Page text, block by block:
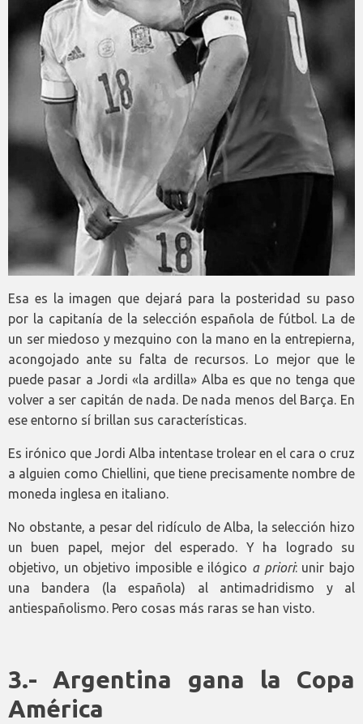
Esa es la imagen que dejará para la posteridad su paso
por la capitanía de la selección española de fútbol. La de
un ser miedoso y mezquino con la mano en la entrepierna,
acongojado ante su falta de recursos. Lo mejor que le
puede pasar a Jordi «la ardilla» Alba es que no tenga que
volver a ser capitán de nada. De nada menos del Barça. En
ese entorno sí brillan sus características.
Es irónico que Jordi Alba intentase trolear en el cara o cruz
a alguien como Chiellini, que tiene precisamente nombre de
moneda inglesa en italiano.
No obstante, a pesar del ridículo de Alba, la selección hizo
un buen papel, mejor del esperado. Y ha logrado su
objetivo, un objetivo imposible e ilógico a priori: unir bajo
una bandera (la española) al antimadridismo y al
antiespañolismo. Pero cosas más raras se han visto.
3.- Argentina gana la Copa
América